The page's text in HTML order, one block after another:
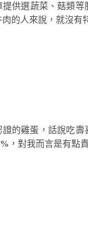
提供選蔬菜、菇類
肉的人來說，就沒有
證的雞蛋，話說吃壽
，對我而言是有點